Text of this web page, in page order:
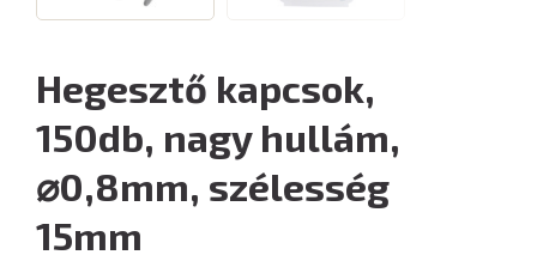
Hegesztő kapcsok,
150db, nagy hullám,
⌀0,8mm, szélesség
15mm